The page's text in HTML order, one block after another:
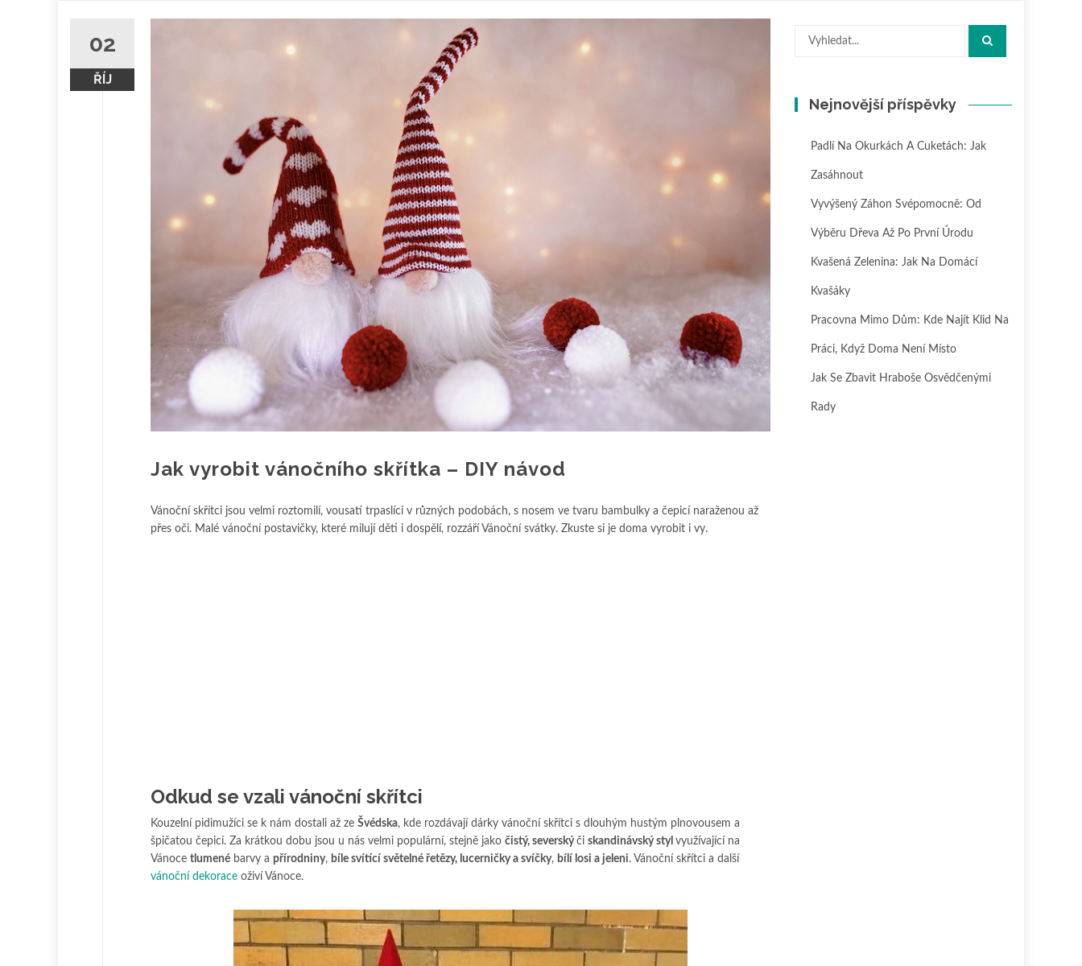
02
ŘÍJ
Jak vyrobit vánočního skřítka – DIY návod
Vánoční skřítci jsou velmi roztomilí, vousatí trpaslíci v různých podobách, s nosem ve tvaru bambulky a čepicí naraženou až
přes oči. Malé vánoční postavičky, které milují děti i dospělí, rozzáří Vánoční svátky. Zkuste si je doma vyrobit i vy.
Odkud se vzali vánoční skřítci
Kouzelní pidimužíci se k nám dostali až ze Švédska, kde rozdávají dárky vánoční skřítci s dlouhým hustým plnovousem a
špičatou čepicí. Za krátkou dobu jsou u nás velmi populární, stejně jako čistý, severskýči skandinávský styl využívající na
Vánoce tlumené barvy a přírodniny, bíle svítící světelné řetězy, lucerničky a svíčky, bílí losi a jeleni. Vánoční skřítci a další
vánoční dekorace oživí Vánoce.
Hledat:
Nejnovější příspěvky
Padlí Na Okurkách A Cuketách: Jak
Zasáhnout
Vyvýšený Záhon Svépomocně: Od
Výběru Dřeva Až Po První Úrodu
Kvašená Zelenina: Jak Na Domácí
Kvašáky
Pracovna Mimo Dům: Kde Najít Klid Na
Práci, Když Doma Není Místo
Jak Se Zbavit Hraboše Osvědčenými
Rady